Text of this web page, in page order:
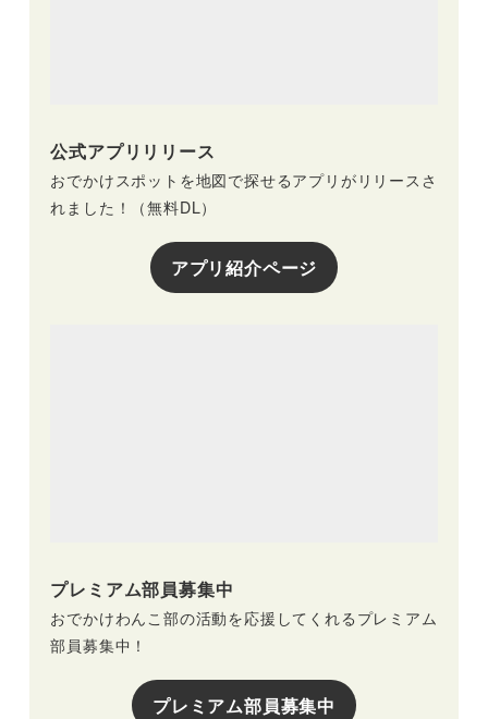
公式アプリリリース
おでかけスポットを地図で探せるアプリがリリースさ
れました！（無料DL）
アプリ紹介ページ
プレミアム部員募集中
おでかけわんこ部の活動を応援してくれるプレミアム
部員募集中！
プレミアム部員募集中